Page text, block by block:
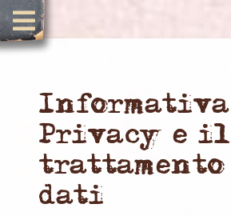
Privacy e il
trattamento
dati